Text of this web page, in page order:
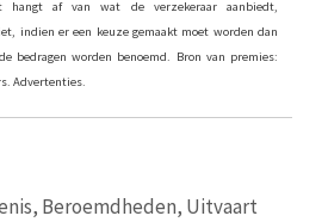
hangt af van wat de verzekeraar aanbiedt,
indien er een keuze gemaakt moet worden dan
bedragen worden benoemd. Bron van premies:
Advertenties.
, Beroemdheden, Uitvaart